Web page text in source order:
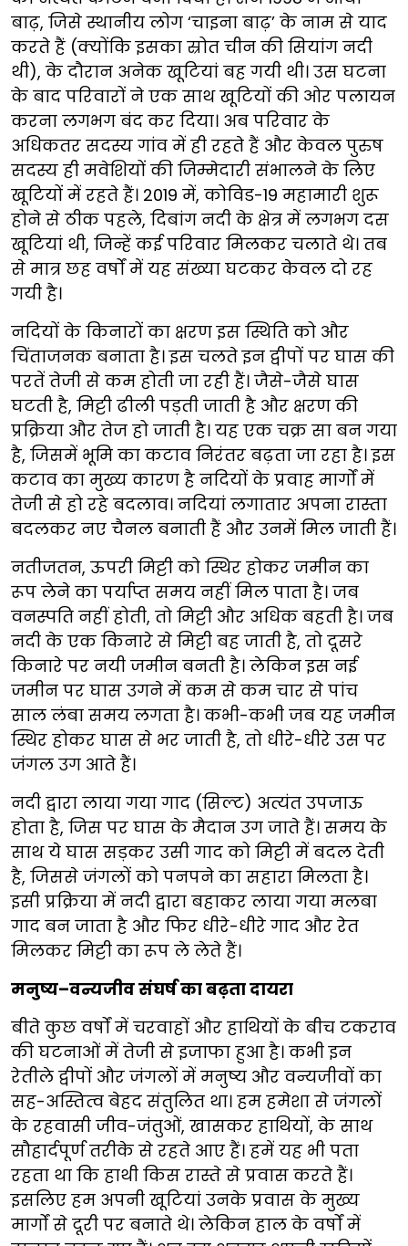
बाढ़, जिसे स्थानीय लोग ‘चाइना बाढ़’ के नाम से याद
करते हैं (क्योंकि इसका स्रोत चीन की सियांग नदी
थी), के दौरान अनेक खूटियां बह गयी थी। उस घटना
के बाद परिवारों ने एक साथ खूटियों की ओर पलायन
करना लगभग बंद कर दिया। अब परिवार के
अधिकतर सदस्य गांव में ही रहते हैं और केवल पुरुष
सदस्य ही मवेशियों की जिम्मेदारी संभालने के लिए
खूटियों में रहते हैं। 2019 में, कोविड-19 महामारी शुरू
होने से ठीक पहले, दिबांग नदी के क्षेत्र में लगभग दस
खूटियां थी, जिन्हें कई परिवार मिलकर चलाते थे। तब
से मात्र छह वर्षों में यह संख्या घटकर केवल दो रह
गयी है।
नदियों के किनारों का क्षरण इस स्थिति को और
चिंताजनक बनाता है। इस चलते इन द्वीपों पर घास की
परतें तेजी से कम होती जा रही हैं। जैसे-जैसे घास
घटती है, मिट्टी ढीली पड़ती जाती है और क्षरण की
प्रक्रिया और तेज हो जाती है। यह एक चक्र सा बन गया
है, जिसमें भूमि का कटाव निरंतर बढ़ता जा रहा है। इस
कटाव का मुख्य कारण है नदियों के प्रवाह मार्गों में
तेजी से हो रहे बदलाव। नदियां लगातार अपना रास्ता
बदलकर नए चैनल बनाती हैं और उनमें मिल जाती हैं।
नतीजतन, ऊपरी मिट्टी को स्थिर होकर जमीन का
रूप लेने का पर्याप्त समय नहीं मिल पाता है। जब
वनस्पति नहीं होती, तो मिट्टी और अधिक बहती है। जब
नदी के एक किनारे से मिट्टी बह जाती है, तो दूसरे
किनारे पर नयी जमीन बनती है। लेकिन इस नई
जमीन पर घास उगने में कम से कम चार से पांच
साल लंबा समय लगता है। कभी-कभी जब यह जमीन
स्थिर होकर घास से भर जाती है, तो धीरे-धीरे उस पर
जंगल उग आते हैं।
नदी द्वारा लाया गया गाद (सिल्ट) अत्यंत उपजाऊ
होता है, जिस पर घास के मैदान उग जाते हैं। समय के
साथ ये घास सड़कर उसी गाद को मिट्टी में बदल देती
है, जिससे जंगलों को पनपने का सहारा मिलता है।
इसी प्रक्रिया में नदी द्वारा बहाकर लाया गया मलबा
गाद बन जाता है और फिर धीरे-धीरे गाद और रेत
मिलकर मिट्टी का रूप ले लेते हैं।
मनुष्य–वन्यजीव संघर्ष का बढ़ता दायरा
बीते कुछ वर्षों में चरवाहों और हाथियों के बीच टकराव
की घटनाओं में तेजी से इजाफा हुआ है। कभी इन
रेतीले द्वीपों और जंगलों में मनुष्य और वन्यजीवों का
सह-अस्तित्व बेहद संतुलित था। हम हमेशा से जंगलों
के रहवासी जीव-जंतुओं, खासकर हाथियों, के साथ
सौहार्दपूर्ण तरीके से रहते आए हैं। हमें यह भी पता
रहता था कि हाथी किस रास्ते से प्रवास करते हैं।
इसलिए हम अपनी खूटियां उनके प्रवास के मुख्य
मार्गों से दूरी पर बनाते थे। लेकिन हाल के वर्षों में